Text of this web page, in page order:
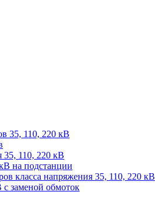
35, 110, 220 кВ
35, 110, 220 кВ
на подстанции
класса напряжения 35, 110, 220 кВ
заменой обмоток